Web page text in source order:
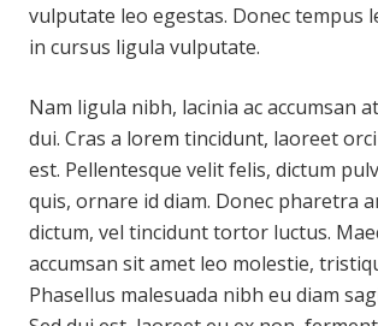
vulputate leo egestas. Donec tempus
in cursus ligula vulputate.
Nam ligula nibh, lacinia ac accumsan
dui. Cras a lorem tincidunt, laoreet
est. Pellentesque velit felis, dictum
quis, ornare id diam. Donec pharetra
dictum, vel tincidunt tortor luctus.
accumsan sit amet leo molestie,
Phasellus malesuada nibh eu diam